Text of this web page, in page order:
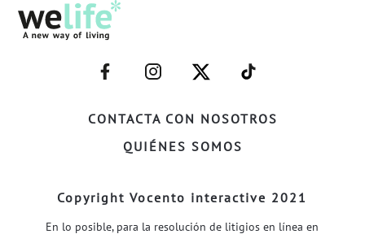
CONTACTA CON NOSOTROS
QUIÉNES SOMOS
–
FACEBOOK–
–
INSTAGRAM–
–
TWITTER–
–
WELIFE–
Copyright Vocento interactive 2021
En lo posible, para la resolución de litigios en línea en